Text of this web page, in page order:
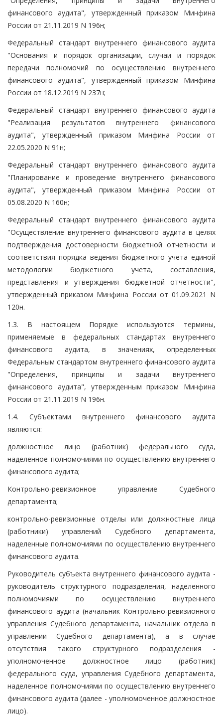
финансового аудита", утвержденный приказом Минфина
России от 21.11.2019 N 196н;
Федеральный стандарт внутреннего финансового аудита
"Основания и порядок организации, случаи и порядок
передачи полномочий по осуществлению внутреннего
финансового аудита", утвержденный приказом Минфина
России от 18.12.2019 N 237н;
Федеральный стандарт внутреннего финансового аудита
"Реализация результатов внутреннего финансового
аудита", утвержденный приказом Минфина России от
22.05.2020 N 91н;
Федеральный стандарт внутреннего финансового аудита
"Планирование и проведение внутреннего финансового
аудита", утвержденный приказом Минфина России от
05.08.2020 N 160н;
Федеральный стандарт внутреннего финансового аудита
"Осуществление внутреннего финансового аудита в целях
подтверждения достоверности бюджетной отчетности и
соответствия порядка ведения бюджетного учета единой
методологии бюджетного учета, составления,
представления и утверждения бюджетной отчетности",
утвержденный приказом Минфина России от 01.09.2021 N
120н.
1.3. В настоящем Порядке используются термины,
применяемые в федеральных стандартах внутреннего
финансового аудита, в значениях, определенных
Федеральным стандартом внутреннего финансового аудита
"Определения, принципы и задачи внутреннего
финансового аудита", утвержденным приказом Минфина
России от 21.11.2019 N 196н.
1.4. Субъектами внутреннего финансового аудита
являются:
должностное лицо (работник) федерального суда,
наделенное полномочиями по осуществлению внутреннего
финансового аудита;
Контрольно-ревизионное управление Судебного
департамента;
контрольно-ревизионные отделы или должностные лица
(работники) управлений Судебного департамента,
наделенные полномочиями по осуществлению внутреннего
финансового аудита.
Руководитель субъекта внутреннего финансового аудита -
руководитель структурного подразделения, наделенного
полномочиями по осуществлению внутреннего
финансового аудита (начальник Контрольно-ревизионного
управления Судебного департамента, начальник отдела в
управлении Судебного департамента), а в случае
отсутствия такого структурного подразделения -
уполномоченное должностное лицо (работник)
федерального суда, управления Судебного департамента,
наделенное полномочиями по осуществлению внутреннего
финансового аудита (далее - уполномоченное должностное
лицо).